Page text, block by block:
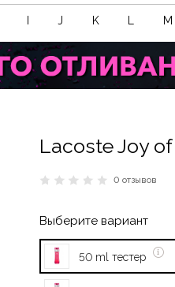
J K M
Lacoste Joy
0 отзывов
Выберите вариант
50 ml тестер